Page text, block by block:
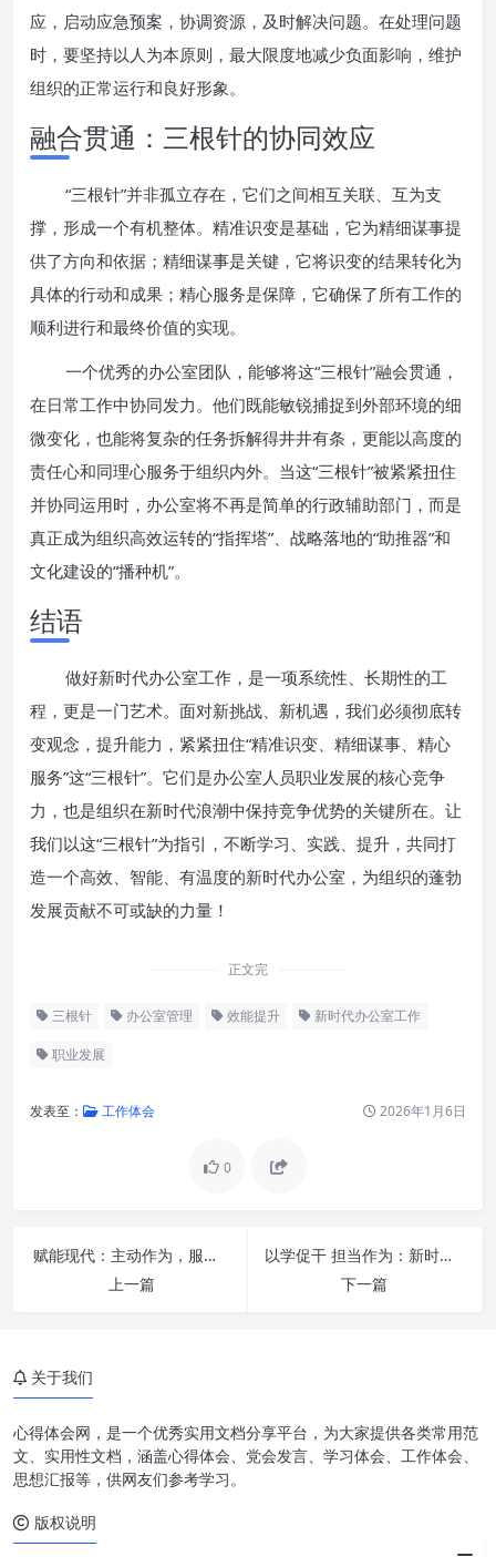
应，启动应急预案，协调资源，及时解决问题。在处理问题
时，要坚持以人为本原则，最大限度地减少负面影响，维护
组织的正常运行和良好形象。
融合贯通：三根针的协同效应
“三根针”并非孤立存在，它们之间相互关联、互为支
撑，形成一个有机整体。精准识变是基础，它为精细谋事提
供了方向和依据；精细谋事是关键，它将识变的结果转化为
具体的行动和成果；精心服务是保障，它确保了所有工作的
顺利进行和最终价值的实现。
一个优秀的办公室团队，能够将这“三根针”融会贯通，
在日常工作中协同发力。他们既能敏锐捕捉到外部环境的细
微变化，也能将复杂的任务拆解得井井有条，更能以高度的
责任心和同理心服务于组织内外。当这“三根针”被紧紧扭住
并协同运用时，办公室将不再是简单的行政辅助部门，而是
真正成为组织高效运转的“指挥塔”、战略落地的“助推器”和
文化建设的“播种机”。
结语
做好新时代办公室工作，是一项系统性、长期性的工
程，更是一门艺术。面对新挑战、新机遇，我们必须彻底转
变观念，提升能力，紧紧扭住“精准识变、精细谋事、精心
服务”这“三根针”。它们是办公室人员职业发展的核心竞争
力，也是组织在新时代浪潮中保持竞争优势的关键所在。让
我们以这“三根针”为指引，不断学习、实践、提升，共同打
造一个高效、智能、有温度的新时代办公室，为组织的蓬勃
发展贡献不可或缺的力量！
正文完
三根针 办公室管理 效能提升 新时代办公室工作
职业发展
发表至： 工作体会 2026年1月6日
0
赋能现代：主动作为，服务大局，以信息化驱动办公厅工作升级
上一篇
以学促干 担当作为：新时代高质量发展的动力引擎与行动自觉
下一篇
第一根针：精准识变——洞察先
第三根针：精心服务——以人为
本，卓越支撑
关于我们
心得体会网，是一个优秀实用文档分享平台，为大家提供各类常用范
文、实用性文档，涵盖心得体会、党会发言、学习体会、工作体会、
思想汇报等，供网友们参考学习。
版权说明